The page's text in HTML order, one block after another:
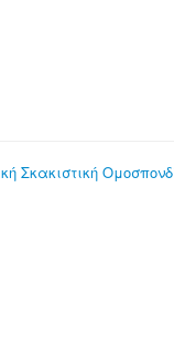
Σκακιστική